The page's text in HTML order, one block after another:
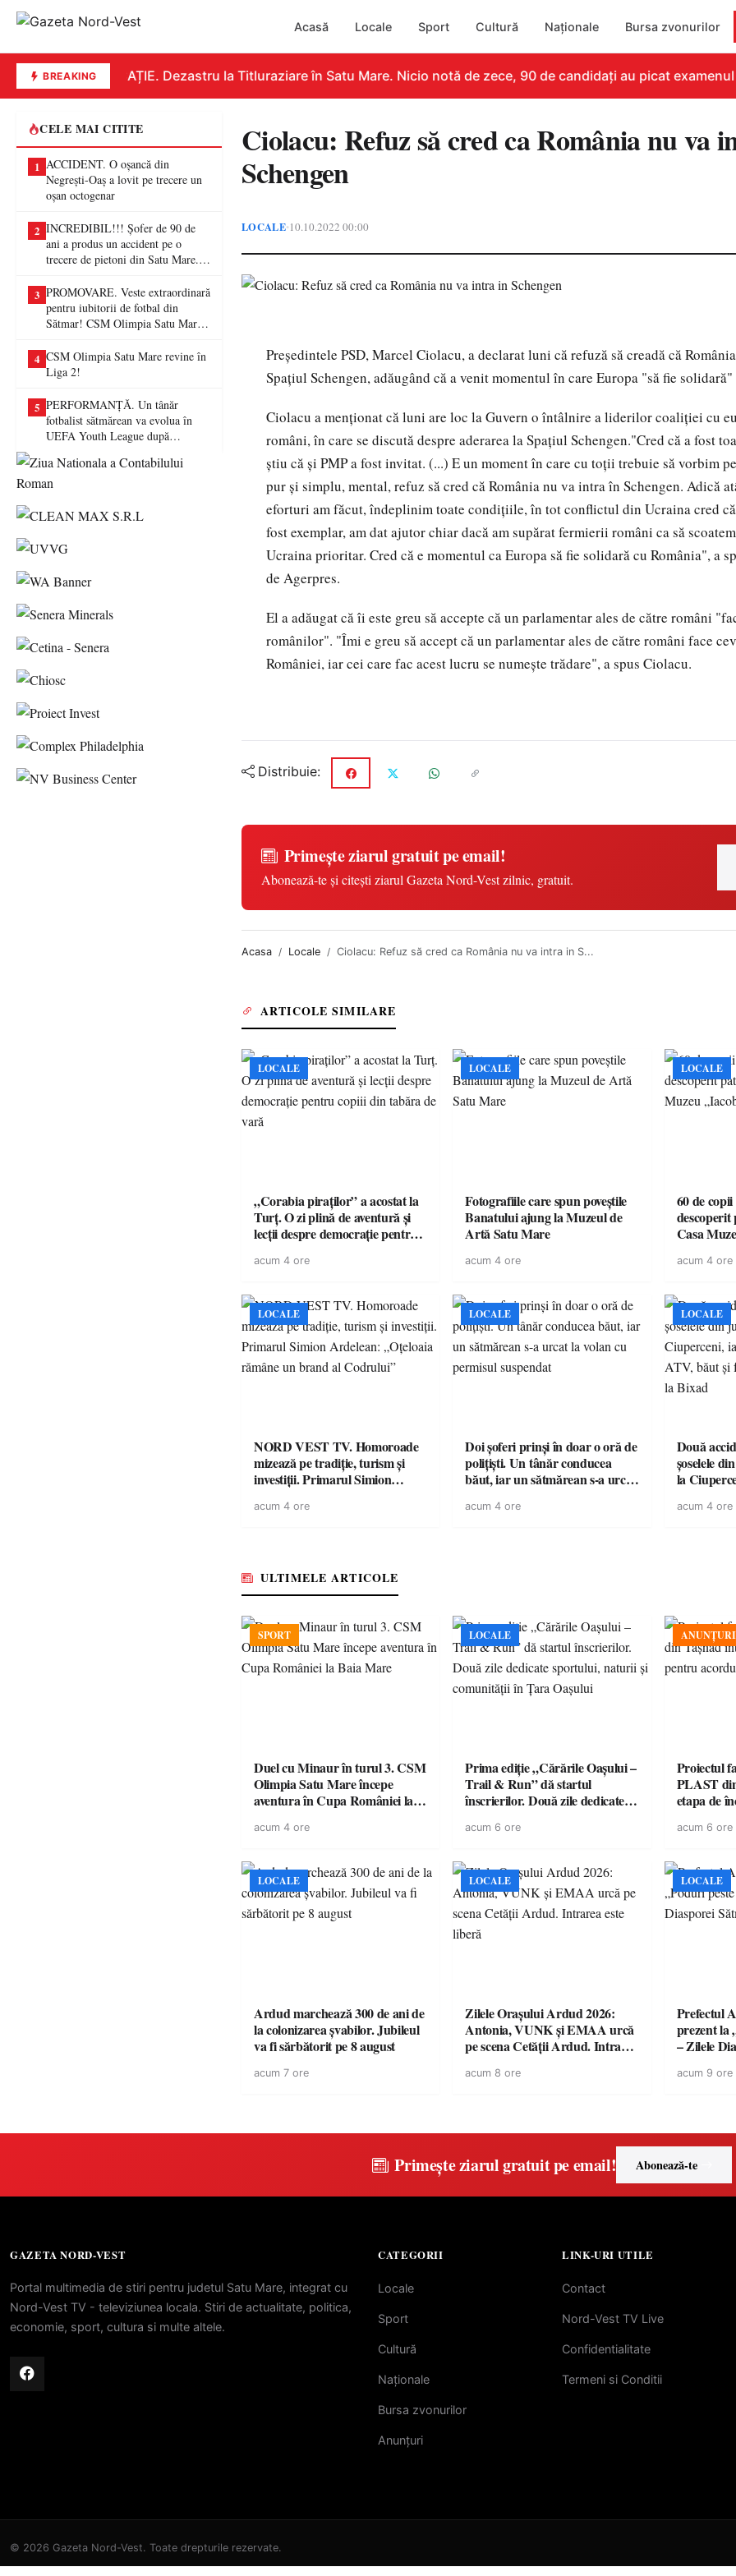
Acasă Locale Sport Cultură Naționale Bursa zvonurilor
BREAKINGEDUCAȚIE. Dezastru la Titluraziare în Satu Mare. Nicio notă de zece, 90 de candidați au picat examenul
CELE MAI CITITE
1 ACCIDENT. O oșancă din
Negrești-Oaș a lovit pe trecere un
oșan octogenar
2 INCREDIBIL!!! Șofer de 90 de
ani a produs un accident pe o
trecere de pietoni din Satu Mare. O
3 PROMOVARE. Veste extraordinară
pentru iubitorii de fotbal din
Sătmar! CSM Olimpia Satu Mare
4 CSM Olimpia Satu Mare revine în
Liga 2!
5 PERFORMANȚĂ. Un tânăr
fotbalist sătmărean va evolua în
UEFA Youth League după
Ciolacu: Refuz să cred ca România nu va
Schengen
LOCALE•10.10.2022 00:00
Preşedintele PSD, Marcel Ciolacu, a declarat luni că refuză să creadă că
Spaţiul Schengen, adăugând că a venit momentul în care Europa "să fie solidară"
Ciolacu a menţionat că luni are loc la Guvern o întâlnire a liderilor coaliţiei cu
români, în care se discută despre aderarea la Spaţiul Schengen."Cred că a fost
ştiu că şi PMP a fost invitat. (...) E un moment în care cu toţii trebuie să vorbim
pur şi simplu, mental, refuz să cred că România nu va intra în Schengen. Adică
eforturi am făcut, îndeplinim toate condiţiile, în tot conflictul din Ucraina cred
fost exemplar, am dat ajutor chiar dacă am supărat fermierii români ca să
Ucraina prioritar. Cred că e momentul ca Europa să fie solidară cu România", a
de Agerpres.
El a adăugat că îi este greu să accepte că un parlamentar ales de către români
românilor". "Îmi e greu să accept că un parlamentar ales de către români face
României, iar cei care fac acest lucru se numeşte trădare", a spus Ciolacu.
Distribuie:
Primește ziarul gratuit pe email!
Abonează-te și citești ziarul Gazeta Nord-Vest zilnic, gratuit.
Acasa Locale Ciolacu: Refuz să cred ca România nu va intra in S...
ARTICOLE SIMILARE
LOCALE
„Corabia piraților” a acostat la
Turț. O zi plină de aventură și
lecții despre democrație pentru
acum 4 ore
LOCALE
Fotografiile care spun poveștile
Banatului ajung la Muzeul de
Artă Satu Mare
acum 4 ore
LOCALE
60 de
Casa
acum 4 ore
LOCALE
NORD VEST TV. Homoroade
mizează pe tradiție, turism și
investiții. Primarul Simion
brand al Codrului”
acum 4 ore
LOCALE
Doi șoferi prinși în doar o oră de
polițiști. Un tânăr conducea
băut, iar un sătmărean s-a urcat
acum 4 ore
LOCALE
Două
șoselele
la
răsturnat
acum 4 ore
ULTIMELE ARTICOLE
SPORT
Duel cu Minaur în turul 3. CSM
Olimpia Satu Mare începe
aventura în Cupa României la
acum 4 ore
LOCALE
Prima ediție „Cărările Oașului –
Trail & Run” dă startul
înscrierilor. Două zile dedicate
în Țara Oașului
acum 6 ore
ANUNȚURI
Proiectul
PLAST
etapa de
acum 6 ore
LOCALE
Ardud marchează 300 de ani de
la colonizarea șvabilor. Jubileul
va fi sărbătorit pe 8 august
acum 7 ore
LOCALE
Zilele Orașului Ardud 2026:
Antonia, VUNK și EMAA urcă
pe scena Cetății Ardud. Intrarea
acum 8 ore
LOCALE
Prefectul
prezent la
– Zilele
acum 9 ore
Primește ziarul gratuit pe email! Abonează-te
GAZETA NORD-VEST
Portal multimedia de stiri pentru judetul Satu Mare, integrat cu
Nord-Vest TV - televiziunea locala. Stiri de actualitate, politica,
economie, sport, cultura si multe altele.
CATEGORII
Locale
Sport
Cultură
Naționale
Bursa zvonurilor
Anunțuri
LINK-URI UTILE
Contact
Nord-Vest TV Live
Confidentialitate
Termeni si Conditii
© 2026 Gazeta Nord-Vest. Toate drepturile rezervate.